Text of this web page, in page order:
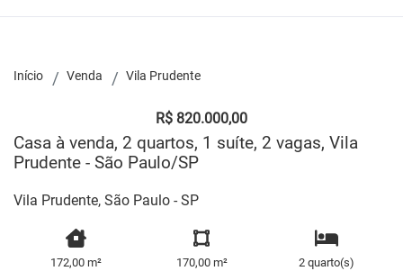
Início Venda Vila Prudente
R$ 820.000,00
Casa à venda, 2 quartos, 1 suíte, 2 vagas, Vila
Prudente - São Paulo/SP
Vila Prudente, São Paulo - SP
172,00 m² 170,00 m² 2 quarto(s)